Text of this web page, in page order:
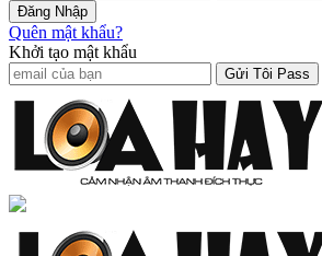
Quên mật khẩu?
Khởi tạo mật khẩu